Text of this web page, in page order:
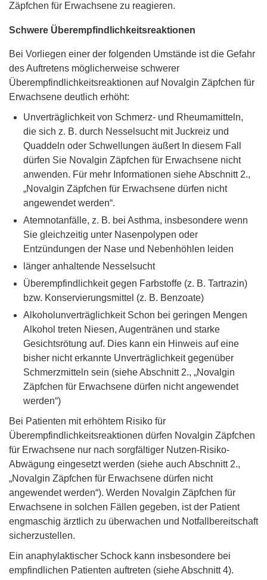
Zäpfchen für Erwachsene zu reagieren.
Schwere Überempfindlichkeitsreaktionen
Bei Vorliegen einer der folgenden Umstände ist die Gefahr
des Auftretens möglicherweise schwerer
Überempfindlichkeitsreaktionen auf Novalgin Zäpfchen für
Erwachsene deutlich erhöht:
Unverträglichkeit von Schmerz- und Rheumamitteln,
die sich z. B. durch Nesselsucht mit Juckreiz und
Quaddeln oder Schwellungen äußert In diesem Fall
dürfen Sie Novalgin Zäpfchen für Erwachsene nicht
anwenden. Für mehr Informationen siehe Abschnitt 2.,
„Novalgin Zäpfchen für Erwachsene dürfen nicht
angewendet werden“.
Atemnotanfälle, z. B. bei Asthma, insbesondere wenn
Sie gleichzeitig unter Nasenpolypen oder
Entzündungen der Nase und Nebenhöhlen leiden
länger anhaltende Nesselsucht
Überempfindlichkeit gegen Farbstoffe (z. B. Tartrazin)
bzw. Konservierungsmittel (z. B. Benzoate)
Alkoholunverträglichkeit Schon bei geringen Mengen
Alkohol treten Niesen, Augentränen und starke
Gesichtsrötung auf. Dies kann ein Hinweis auf eine
bisher nicht erkannte Unverträglichkeit gegenüber
Schmerzmitteln sein (siehe Abschnitt 2., „Novalgin
Zäpfchen für Erwachsene dürfen nicht angewendet
werden“)
Bei Patienten mit erhöhtem Risiko für
Überempfindlichkeitsreaktionen dürfen Novalgin Zäpfchen
für Erwachsene nur nach sorgfältiger Nutzen-Risiko-
Abwägung eingesetzt werden (siehe auch Abschnitt 2.,
„Novalgin Zäpfchen für Erwachsene dürfen nicht
angewendet werden“). Werden Novalgin Zäpfchen für
Erwachsene in solchen Fällen gegeben, ist der Patient
engmaschig ärztlich zu überwachen und Notfallbereitschaft
sicherzustellen.
Ein anaphylaktischer Schock kann insbesondere bei
empfindlichen Patienten auftreten (siehe Abschnitt 4).